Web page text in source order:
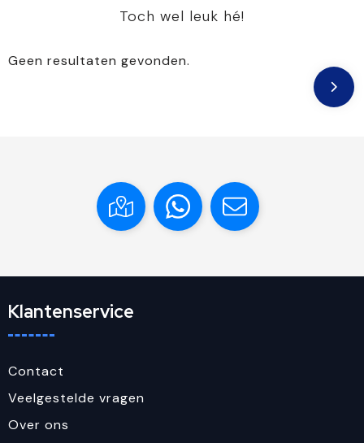
Toch wel leuk hé!
Geen resultaten gevonden.
Klantenservice
Contact
Veelgestelde vragen
Over ons